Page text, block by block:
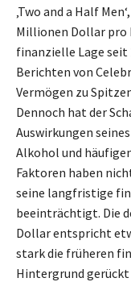
‚Two and a Half
Millionen Dollar pro
finanzielle Lage
Berichten von
Vermögen zu
Dennoch hat der
Auswirkungen
Alkohol und
Faktoren haben
seine langfristige
beeinträchtigt. Die
Dollar entspricht
stark die früheren
Hintergrund gerückt